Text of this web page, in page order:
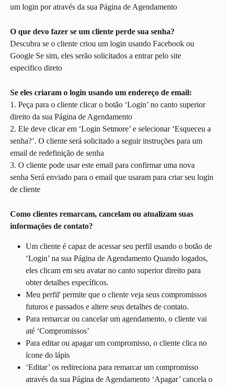
um login por através da sua Página de Agendamento
O que devo fazer se um cliente perde sua senha?
Descubra se o cliente criou um login usando Facebook ou
Google Se sim, eles serão solicitados a entrar pelo site
especifico direto
Se eles criaram o login usando um endereço de email:
1. Peça para o cliente clicar o botão ‘Login’ no canto superior
direito da sua Página de Agendamento
2. Ele deve clicar em ‘Login Setmore’ e selecionar ‘Esqueceu a
senha?’. O cliente será solicitado a seguir instruções para um
email de redefinição de senha
3. O cliente pode usar este email para confirmar uma nova
senha Será enviado para o email que usaram para criar seu login
de cliente
Como clientes remarcam, cancelam ou atualizam suas
informações de contato?
Um cliente é capaz de acessar seu perfil usando o botão de
‘Login’ na sua Página de Agendamento Quando logados,
eles clicam em seu avatar no canto superior direito para
obter detalhes específicos.
Meu perfil' permite que o cliente veja seus compromissos
futuros e passados ​​e altere seus detalhes de contato.
Para remarcar ou cancelar um agendamento, o cliente vai
até ‘Compromissos’
Para editar ou apagar um compromisso, o cliente clica no
ícone do lápis
‘Editar’ os redireciona para remarcar um compromisso
através da sua Página de Agendamento ‘Apagar’ cancela o